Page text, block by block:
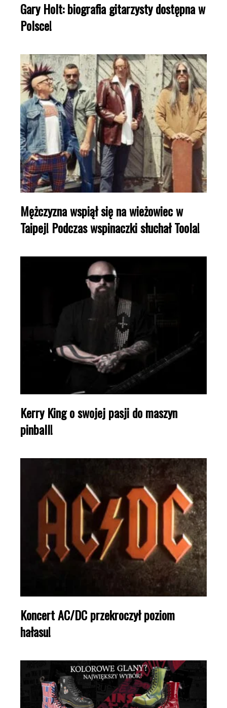
Gary Holt: biografia gitarzysty dostępna w
Polsce!
Mężczyzna wspiął się na wieżowiec w
Taipej! Podczas wspinaczki słuchał Toola!
Kerry King o swojej pasji do maszyn
pinball!
Koncert AC/DC przekroczył poziom
hałasu!